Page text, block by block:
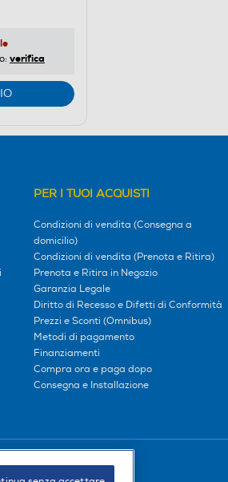
verifica
PER I TUOI ACQUISTI
Condizioni di vendita (Consegna a
domicilio)
Condizioni di vendita (Prenota e Ritira)
Prenota e Ritira in Negozio
Garanzia Legale
Diritto di Recesso e Difetti di Conformità
Prezzi e Sconti (Omnibus)
Metodi di pagamento
Finanziamenti
Compra ora e paga dopo
Consegna e Installazione
Seguici sui social